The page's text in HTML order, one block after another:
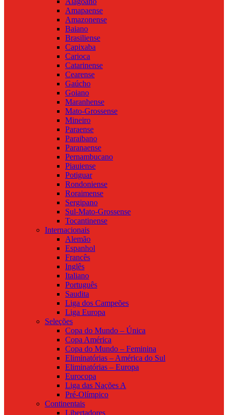
Amapaense
Amazonense
Baiano
Brasiliense
Capixaba
Carioca
Catarinense
Cearense
Gaúcho
Goiano
Maranhense
Mato-Grossense
Mineiro
Paraense
Paraibano
Paranaense
Pernambucano
Piauiense
Potiguar
Rondoniense
Roraimense
Sergipano
Sul-Mato-Grossense
Tocantinense
Internacionais
Alemão
Espanhol
Francês
Inglês
Italiano
Português
Saudita
Liga dos Campeões
Liga Europa
Seleções
Copa do Mundo – Única
Copa América
Copa do Mundo – Feminina
Eliminatórias – América do Sul
Eliminatórias – Europa
Eurocopa
Liga das Nações A
Pré-Olímpico
Continentais
Libertadores